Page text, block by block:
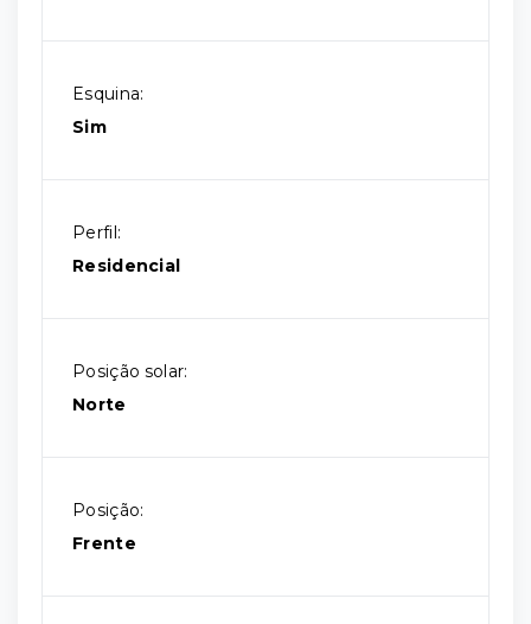
Esquina:
Sim
Perfil:
Residencial
Posição solar:
Norte
Posição:
Frente